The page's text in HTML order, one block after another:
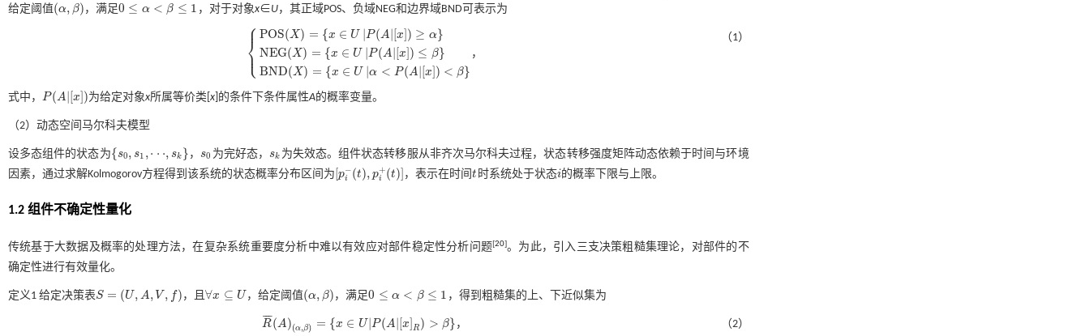
给定阈值(α, β)
(α,β ) ，满足0 ≤ α < β ≤ 1
0 ≤α<β≤ 1 ，对于对象x∈U，其正域POS、负域NEG和边界域BND可表示为
⎧
⎩
⎨⎪
⎪
POS(X) = {x ∈ U |P(A x ) ≥ α }
NEG(X) = {x ∈ U |P(A |[x]) ≤ β}
BND(X) = {x ∈ U |α < P(A |[x]) < β}
PO S(X)={x∈U P(A |[x] )≥ α}NEG(X)={x∈ UP (A|[ }B，
（1）
式中， P( A |[x])
P(A|[ ]) 为给定对象x所属等价类[x ]的条件下条件属性A的概率变量。
（2）动态空间马尔科夫模型
设多态组件的状态为{s0, s1 ,⋅ ⋅ ⋅, sk }
{s0,s1,⋅⋅⋅ , k } ，s0
s0 为完好态，sk
sk 为失效态。组件状态转移服从非齐次马尔科夫过程，状态转移强度矩阵动态依赖于时间与环境
因素，通过求解Kolmogorov方程得到该系统的状态概率分布区间为 [p−
i (t), p+
i (t)]
pi- t), pi +(t )] ，表示在时间t
t 时系统处于状态i
i 的概率下限与上限。
1.2 组件不确定性量化
传统基于大数据及概率的处理方法，在复杂系统重要度分析中难以有效应对部件稳定性分析问题[20]。为此，引入三支决策粗糙集理论，对部件的不
确定性进行有效量化。
定义1 给定决策表S = (U , A , V , f)
S= (U A,V , f) ，且∀x ⊆ U
∀x ⊆ U ，给定阈值(α, β)
α,β ，满足0 ≤ α < β ≤ 1
0 ≤α<β≤ 1 ，得到粗糙集的上、下近似集为
R
¯¯
¯(A )(α,β) = {x ∈ U| P( A |[x]R ) > β}
R¯(A)(α,β)= x∈ U|P(A |[ x]R )>β ， （2）